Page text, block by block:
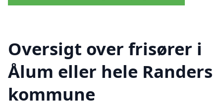
Oversigt over frisører i
Ålum eller hele Randers
kommune